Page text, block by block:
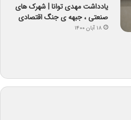
یادداشت مهدی توانا | شهرک های
صنعتی ، جبهه ی جنگ اقتصادی
۱۸ آبان ۱۴۰۰